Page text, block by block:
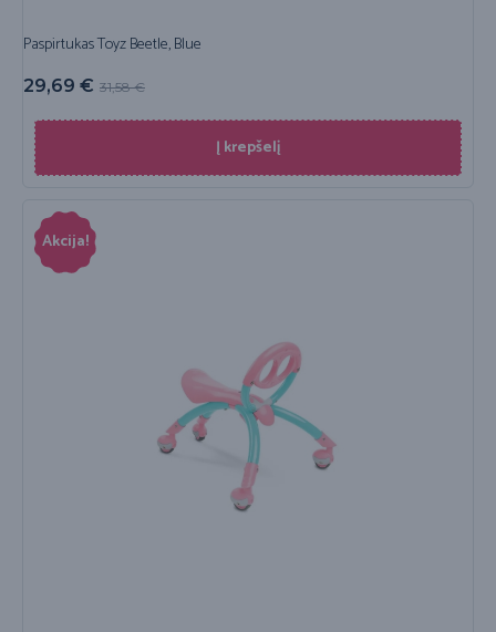
Paspirtukas Toyz Beetle, Blue
31,58€
29,69 €
Į krepšelį
Akcija!